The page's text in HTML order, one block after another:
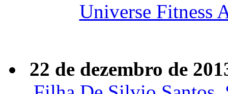
Universe Fitness
22 de dezembro de